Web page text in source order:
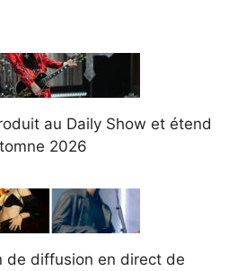
au Daily Show et étend
2026
de diffusion en direct de